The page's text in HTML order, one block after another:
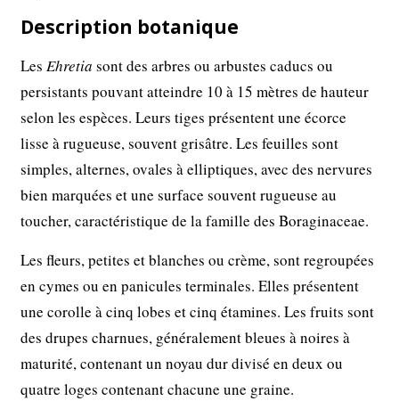
Description botanique
LesEhretia sont des arbres ou arbustes caducs ou
persistants pouvant atteindre 10 à 15 mètres de hauteur
selon les espèces. Leurs tiges présentent une écorce
lisse à rugueuse, souvent grisâtre. Les feuilles sont
simples, alternes, ovales à elliptiques, avec des nervures
bien marquées et une surface souvent rugueuse au
toucher, caractéristique de la famille des Boraginaceae.
Les fleurs, petites et blanches ou crème, sont regroupées
en cymes ou en panicules terminales. Elles présentent
une corolle à cinq lobes et cinq étamines. Les fruits sont
des drupes charnues, généralement bleues à noires à
maturité, contenant un noyau dur divisé en deux ou
quatre loges contenant chacune une graine.